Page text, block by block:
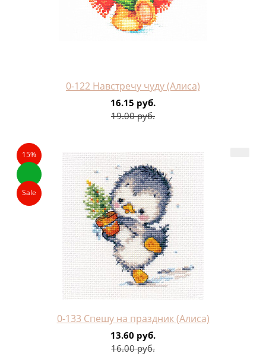
0-122 Навстречу чуду (Алиса)
16.15 руб.
19.00 руб.
15%
Sale
0-133 Спешу на праздник (Алиса)
13.60 руб.
16.00 руб.